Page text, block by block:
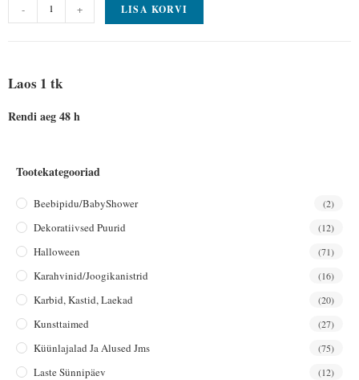
- + LISA KORVI
Laos 1 tk
Rendi aeg 48 h
Tootekategooriad
Beebipidu/BabyShower (2)
Dekoratiivsed Puurid (12)
Halloween (71)
Karahvinid/joogikanistrid (16)
Karbid, Kastid, Laekad (20)
Kunsttaimed (27)
Küünlajalad Ja Alused Jms (75)
Laste Sünnipäev (12)